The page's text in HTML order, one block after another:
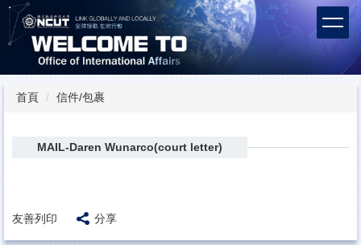
跳
到
主
內
容首頁 信件/包裹
MAIL-Daren Wunarco(court letter)
友善列印 分享